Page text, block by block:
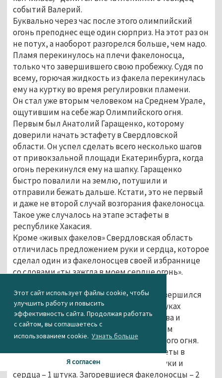
Этот сайт использует файлы cookie, чтобы
улучшить работу и повысить
эффективность сайта. Продолжая работать
с сайтом, вы соглашаетесь с
использованием cookie. Узнать больше
Я согласен
событий Валерий.
Буквально через час после этого олимпийский
огонь преподнес еще один сюрприз. На этот раз он
не потух, а наоборот разгорелся больше, чем надо.
Пламя перекинулось на плечи факелоносца,
только что завершившего свою пробежку. Судя по
всему, горючая жидкость из факела перекинулась
ему на куртку во время регулировки пламени.
Он стал уже вторым человеком на Среднем Урале,
ощутившим на себе жар Олимпийского огня.
Первым был Анатолий Гаращенко, которому
доверили начать эстафету в Свердловской
области. Он успел сделать всего несколько шагов
от привокзальной площади Екатеринбурга, когда
огонь перекинулся ему на шапку. Гаращенко
быстро повалили на землю, потушили и
отправили бежать дальше. Кстати, это не первый
и даже не второй случай возгорания факелоносца.
Такое уже случалось на этапе эстафеты в
республике Хакасия.
Кроме «живых факелов» Свердловская область
отличилась предложением руки и сердца, которое
сделал один из факелоносцев своей избраннице
со словами «ты зажгла в моем сердце огонь».
Этап эстафеты огня в Екатеринбурге завершился
на сцене возле УрФУ. Туда с факелом в руках
прибежала легкоатлетка Ольга Котлярова и
вместе с губернатором области Евгением
Куйвашевым подожгла чашу Олимпийского огня.
Подведем промежуточные итоги эстафеты в
Свердловской области. Предложение руки и
сердца – 1 штука. Загоревшиеся факелоносцы – 2